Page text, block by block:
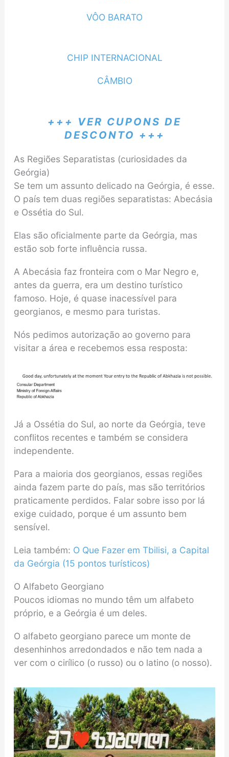
VÔO BARATO
CHIP INTERNACIONAL
CÂMBIO
+++ VER CUPONS DE
DESCONTO +++
As Regiões Separatistas (curiosidades da
Geórgia)
Se tem um assunto delicado na Geórgia, é esse.
O país tem duas regiões separatistas: Abecásia
e Ossétia do Sul.
Elas são oficialmente parte da Geórgia, mas
estão sob forte influência russa.
A Abecásia faz fronteira com o Mar Negro e,
antes da guerra, era um destino turístico
famoso. Hoje, é quase inacessível para
georgianos, e mesmo para turistas.
Nós pedimos autorização ao governo para
visitar a área e recebemos essa resposta:
Já a Ossétia do Sul, ao norte da Geórgia, teve
conflitos recentes e também se considera
independente.
Para a maioria dos georgianos, essas regiões
ainda fazem parte do país, mas são territórios
praticamente perdidos. Falar sobre isso por lá
exige cuidado, porque é um assunto bem
sensível.
Leia também: O Que Fazer em Tbilisi, a Capital
da Geórgia (15 pontos turísticos)
O Alfabeto Georgiano
Poucos idiomas no mundo têm um alfabeto
próprio, e a Geórgia é um deles.
O alfabeto georgiano parece um monte de
desenhinhos arredondados e não tem nada a
ver com o cirílico (o russo) ou o latino (o nosso).